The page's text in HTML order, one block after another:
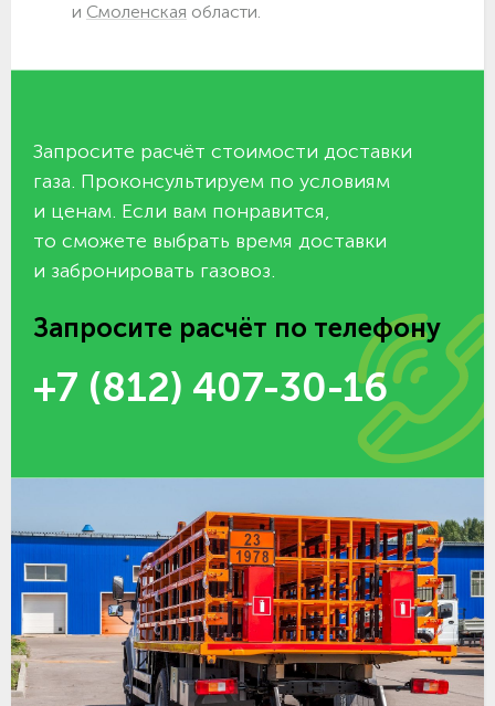
и Смоленская области.
Запросите расчёт стоимости доставки
газа. Проконсультируем по условиям
и ценам. Если вам понравится,
то сможете выбрать время доставки
и забронировать газовоз.
Запросите расчёт по телефону
+7 (812) 407-30-16